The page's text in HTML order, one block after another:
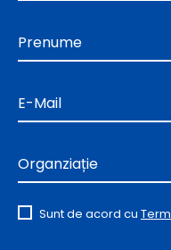
Prenume
E-Mail
Organziație
Sunt de acord cu